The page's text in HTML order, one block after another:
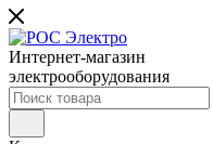
Интернет-магазин
электрооборудования